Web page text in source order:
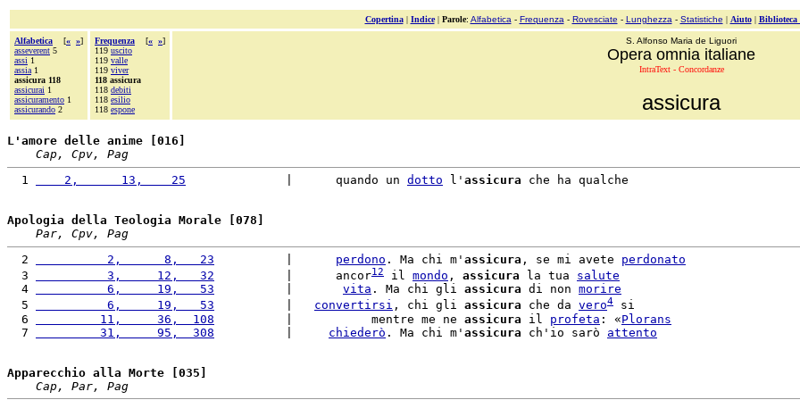
Copertina| Indice| Parole: Alfabetica - Frequenza - Rovesciate - Lunghezza - Statistiche | Aiuto| Biblioteca
Alfabetica [« »]
asseverent 5
assi 1
assia 1
assicura 118
assicurai 1
assicuramento 1
assicurando 2
Frequenza [« »]
119 uscito
119 valle
119 viver
118 assicura
118 debiti
118 esilio
118 espone
S. Alfonso Maria de Liguori
Opera omnia italiane
IntraText - Concordanze
assicura
L'amore delle anime [016]
Cap, Cpv, Pag
  1
    2,      13,    25
              |      quando un
dotto l' assicura che ha qualche
Apologia della Teologia Morale [078]
Par, Cpv, Pag
  2
          2,      8,   23
perdono . Ma chi m' assicura , se mi avete perdonato
  3
          3,     12,   32
          |      ancor
12 il mondo , assicura la tua salute
  4
          6,     19,   53
vita . Ma chi gli assicura di non morire
  5
          6,     19,   53
convertirsi , chi gli assicura che da vero4 si
  6
         11,     36,  108
          |           mentre me ne
assicura il profeta : «Plorans
  7
         31,     95,  308
chiederò . Ma chi m' assicura ch'io sarò attento
Apparecchio alla Morte [035]
Cap, Par, Pag